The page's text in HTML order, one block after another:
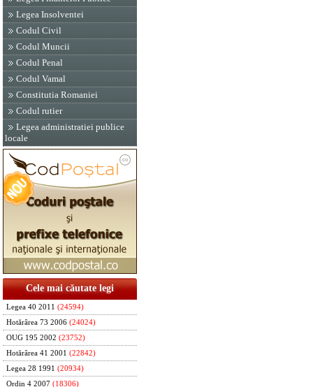
Legea Insolventei
Codul Civil
Codul Muncii
Codul Penal
Codul Vamal
Constitutia Romaniei
Codul rutier
Legea administratiei publice
locale
Cele mai căutate legi
Legea 40 2011 (24594)
Hotărârea 73 2006 (24024)
OUG 195 2002 (23752)
Hotărârea 41 2001 (22842)
Legea 28 1991 (20934)
Ordin 4 2007 (18306)